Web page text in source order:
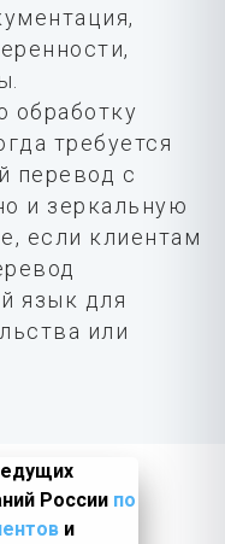
обработку
требуется
перевод с
и зеркальную
если клиентам
язык для
или
России по
и